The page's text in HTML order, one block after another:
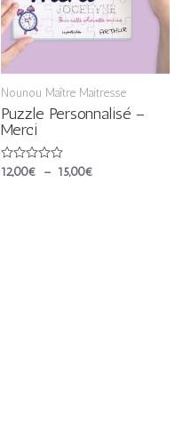
Nounou Maître Maitresse
Puzzle Personnalisé –
Merci
Note
12,00€ – 15,00€